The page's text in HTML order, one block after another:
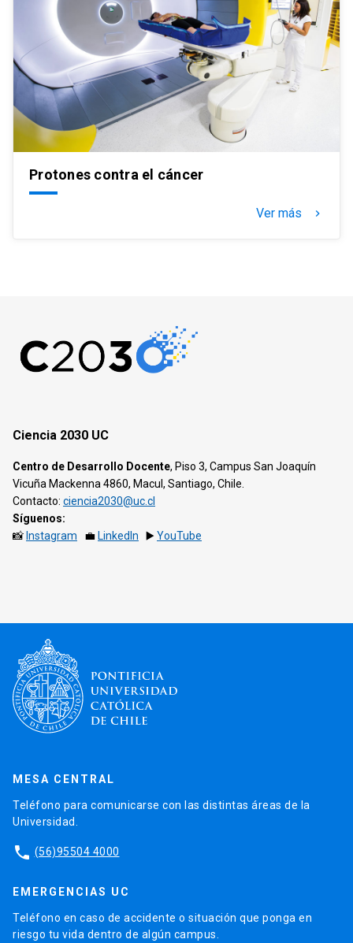
Protones contra el cáncer
Ver más keyboard_arrow_right
Ciencia 2030 UC
Centro de Desarrollo Docente, Piso 3, Campus San Joaquín
Vicuña Mackenna 4860, Macul, Santiago, Chile.
Contacto: ciencia2030@uc.cl
Síguenos:
📸 Instagram 💼 LinkedIn ▶️YouTube
MESA CENTRAL
Teléfono para comunicarse con las distintas áreas de la
Universidad.
phone (56)95504 4000
EMERGENCIAS UC
Teléfono en caso de accidente o situación que ponga en
riesgo tu vida dentro de algún campus.